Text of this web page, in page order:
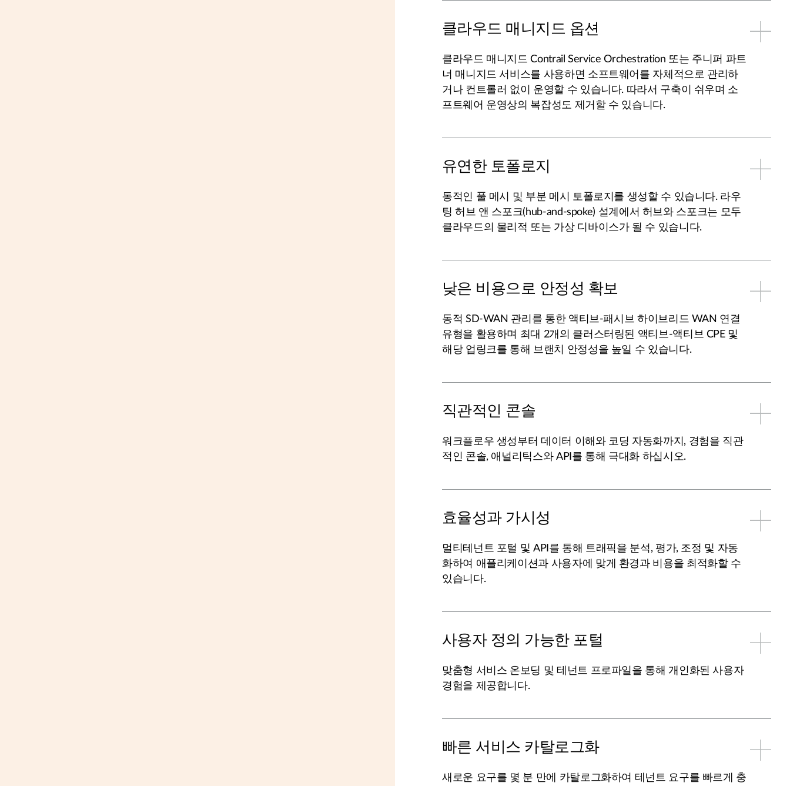
클라우드 매니지드 옵션
클라우드 매니지드 Contrail Service Orchestration 또는 주니퍼 파트
너 매니지드 서비스를 사용하면 소프트웨어를 자체적으로 관리하
거나 컨트롤러 없이 운영할 수 있습니다. 따라서 구축이 쉬우며 소
프트웨어 운영상의 복잡성도 제거할 수 있습니다.
유연한 토폴로지
동적인 풀 메시 및 부분 메시 토폴로지를 생성할 수 있습니다. 라우
팅 허브 앤 스포크(hub-and-spoke) 설계에서 허브와 스포크는 모두
클라우드의 물리적 또는 가상 디바이스가 될 수 있습니다.
낮은 비용으로 안정성 확보
동적 SD-WAN 관리를 통한 액티브-패시브 하이브리드 WAN 연결
유형을 활용하며 최대 2개의 클러스터링된 액티브-액티브 CPE 및
해당 업링크를 통해 브랜치 안정성을 높일 수 있습니다.
직관적인 콘솔
워크플로우 생성부터 데이터 이해와 코딩 자동화까지, 경험을 직관
적인 콘솔, 애널리틱스와 API를 통해 극대화 하십시오.
효율성과 가시성
멀티테넌트 포털 및 API를 통해 트래픽을 분석, 평가, 조정 및 자동
화하여 애플리케이션과 사용자에 맞게 환경과 비용을 최적화할 수
있습니다.
사용자 정의 가능한 포털
맞춤형 서비스 온보딩 및 테넌트 프로파일을 통해 개인화된 사용자
경험을 제공합니다.
빠른 서비스 카탈로그화
새로운 요구를 몇 분 만에 카탈로그화하여 테넌트 요구를 빠르게 충